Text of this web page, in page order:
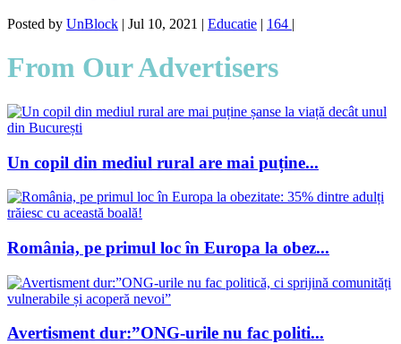
Posted by UnBlock | Jul 10, 2021 | Educatie | 164 |
From Our Advertisers
Un copil din mediul rural are mai puține...
România, pe primul loc în Europa la obez...
Avertisment dur:”ONG-urile nu fac politi...